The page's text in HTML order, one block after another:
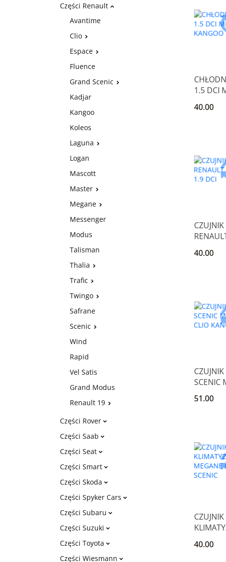
Części Renault
Avantime
Clio
Espace
Fluence
Grand Scenic
Kadjar
Kangoo
Koleos
Laguna
Logan
Mascott
Master
Megane
Messenger
Modus
Talisman
Thalia
Trafic
Twingo
Safrane
Scenic
Wind
Rapid
Vel Satis
Grand Modus
Renault 19
Części Rover
Części Saab
Części Seat
Części Smart
Części Skoda
Części Spyker Cars
Części Subaru
Części Suzuki
Części Toyota
Części Wiesmann
1.5 DCI
SCENIC
40.00
40.00
SCENIC
CLIO
8V
51.00
CZUJNIK
SCENIC
40.00